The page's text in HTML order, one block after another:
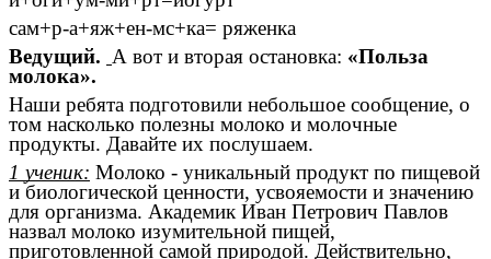
сам+р-а+яж+ен-мс+ка= ряженка
Ведущий. А вот и вторая остановка: «Польза
молока».
Наши ребята подготовили небольшое сообщение, о
том насколько полезны молоко и молочные
продукты. Давайте их послушаем.
1 ученик: Молоко - уникальный продукт по пищевой
и биологической ценности, усвояемости и значению
для организма. Академик Иван Петрович Павлов
назвал молоко изумительной пищей,
приготовленной самой природой. Действительно,